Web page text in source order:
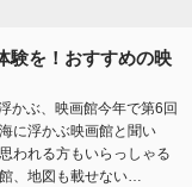
験を！おすすめの映
かぶ、映画館今年で第6回
に浮かぶ映画館と聞い
われる方もいらっしゃる
、地図も載せない…